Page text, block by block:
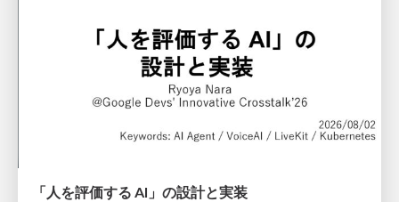
「人を評価する AI」の 設計と実装